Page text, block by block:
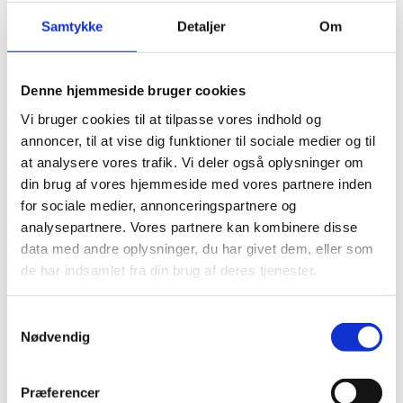
Samtykke Detaljer Om
Denne hjemmeside bruger cookies
Vi bruger cookies til at tilpasse vores indhold og
annoncer, til at vise dig funktioner til sociale medier og til
at analysere vores trafik. Vi deler også oplysninger om
din brug af vores hjemmeside med vores partnere inden
for sociale medier, annonceringspartnere og
analysepartnere. Vores partnere kan kombinere disse
data med andre oplysninger, du har givet dem, eller som
de har indsamlet fra din brug af deres tjenester.
Nødvendig
Præferencer
minimum skal være repræsenteret ved samtalen.
andre skolebestyrelsesmedlemmer end
skolen.
Vejledning til skoleudviklingssamtaler
I vores vejledning kan I få inspiration til at tilrettelægge
arbejdet med skoleudviklingssamtaler. Vejledningen er
skrevet i samarbejde med parterne i Sammen om Skolen.
kommuner deler erfaringer fra arbejdet med